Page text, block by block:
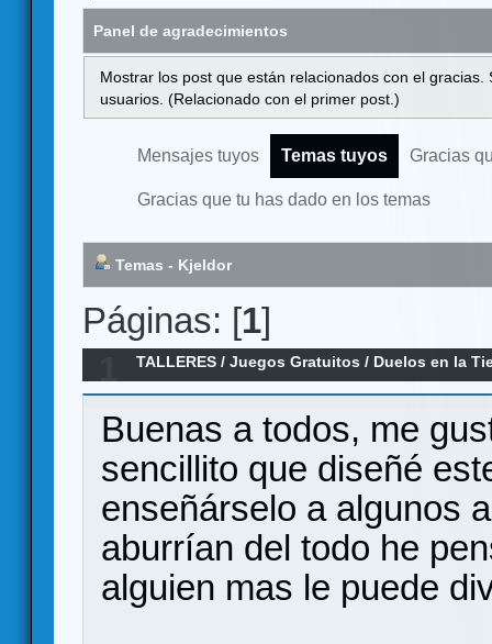
Panel de agradecimientos
Mostrar los post que están relacionados con el
usuarios. (Relacionado con el primer post.)
Mensajes tuyos Temas tuyos Gracias
Gracias que tu has dado en los temas
Temas - Kjeldor
Páginas: [1]
TALLERES /Juegos Gratuitos/ Duelos en la
Buenas a todos, me
sencillito que diseñé
enseñárselo a algunos
aburrían del todo he
alguien mas le puede